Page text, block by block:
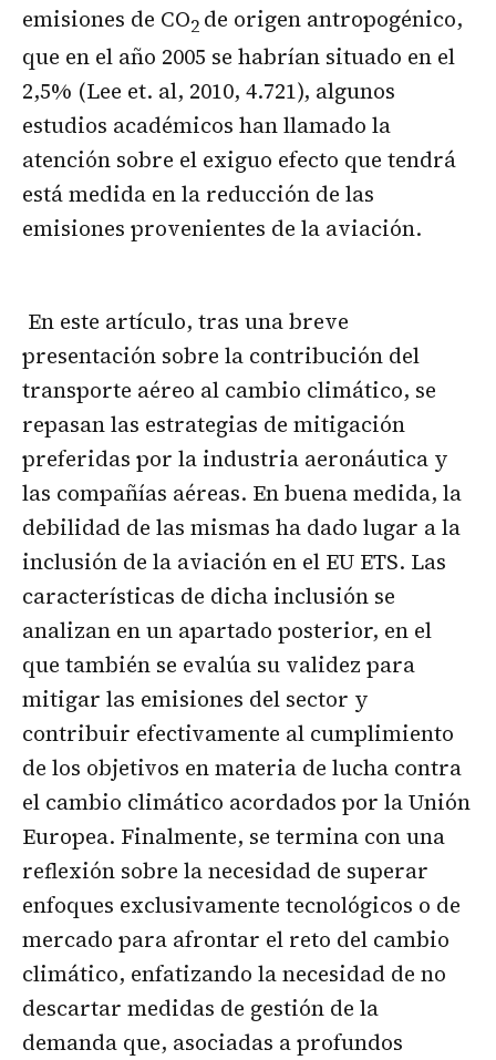
emisiones de CO2 de origen antropogénico,
que en el año 2005 se habrían situado en el
2,5% (Lee et. al, 2010, 4.721), algunos
estudios académicos han llamado la
atención sobre el exiguo efecto que tendrá
está medida en la reducción de las
emisiones provenientes de la aviación.
En este artículo, tras una breve
presentación sobre la contribución del
transporte aéreo al cambio climático, se
repasan las estrategias de mitigación
preferidas por la industria aeronáutica y
las compañías aéreas. En buena medida, la
debilidad de las mismas ha dado lugar a la
inclusión de la aviación en el EU ETS. Las
características de dicha inclusión se
analizan en un apartado posterior, en el
que también se evalúa su validez para
mitigar las emisiones del sector y
contribuir efectivamente al cumplimiento
de los objetivos en materia de lucha contra
el cambio climático acordados por la Unión
Europea. Finalmente, se termina con una
reflexión sobre la necesidad de superar
enfoques exclusivamente tecnológicos o de
mercado para afrontar el reto del cambio
climático, enfatizando la necesidad de no
descartar medidas de gestión de la
demanda que, asociadas a profundos